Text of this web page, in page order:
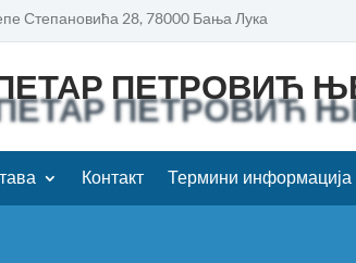
Степановића 28, 78000 Бања Лука
ПЕТРОВИЋ
Контакт Термини информација